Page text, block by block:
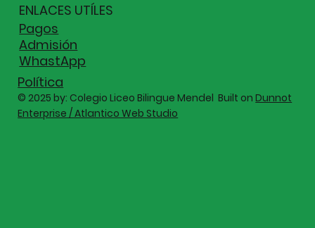
ENLACES UTÍLES
Pagos
Admisión
WhastApp
Política
© 2025 by: Colegio Liceo Bilingue Mendel Built onDunnot
Enterprise / Atlantico Web Studio